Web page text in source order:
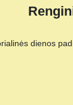
dienos